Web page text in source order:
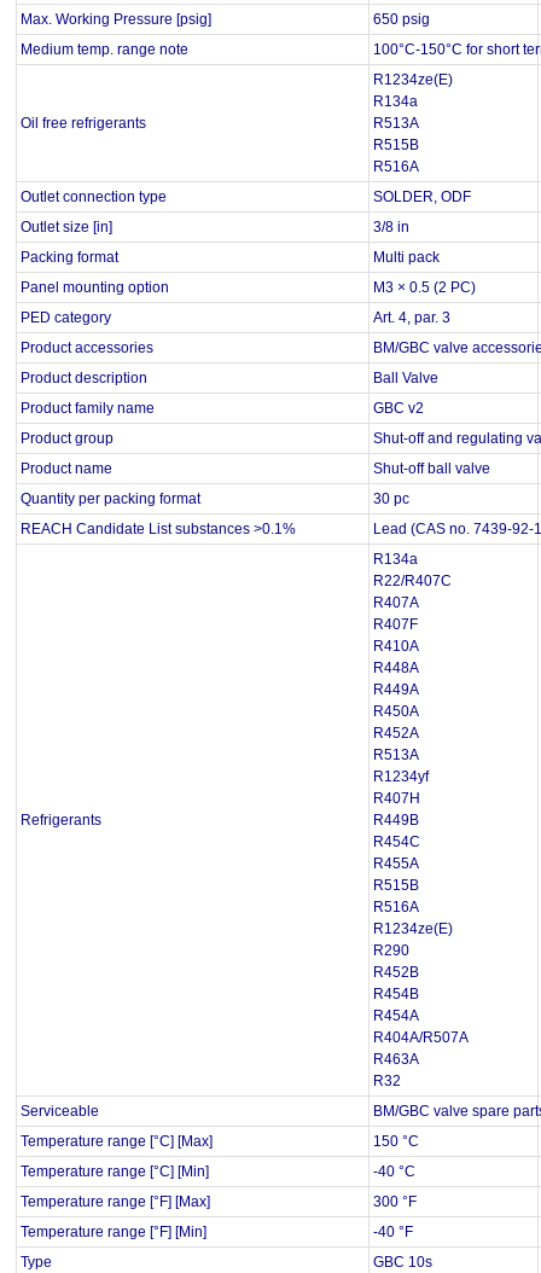
Max. Working Pressure [psig]
650 psig
Medium temp. range note
100°C-150°C for short
Oil free refrigerants
R1234ze(E)
R134a
R513A
R515B
R516A
Outlet connection type
SOLDER, ODF
Outlet size [in]
3/8 in
Packing format
Multi pack
Panel mounting option
M3 × 0.5 (2 PC)
PED category
Art. 4, par. 3
Product accessories
BM/GBC valve
Product description
Ball Valve
Product family name
GBC v2
Product group
Shut-off and regulating
Product name
Shut-off ball valve
Quantity per packing format
30 pc
REACH Candidate List substances >0.1%
Lead (CAS no. 7439-92-
Refrigerants
R134a
R22/R407C
R407A
R407F
R410A
R448A
R449A
R450A
R452A
R513A
R1234yf
R407H
R449B
R454C
R455A
R515B
R516A
R1234ze(E)
R290
R452B
R454B
R454A
R404A/R507A
R463A
R32
Serviceable
BM/GBC valve spare
Temperature range [°C] [Max]
150 °C
Temperature range [°C] [Min]
-40 °C
Temperature range [°F] [Max]
300 °F
Temperature range [°F] [Min]
-40 °F
Type
GBC 10s